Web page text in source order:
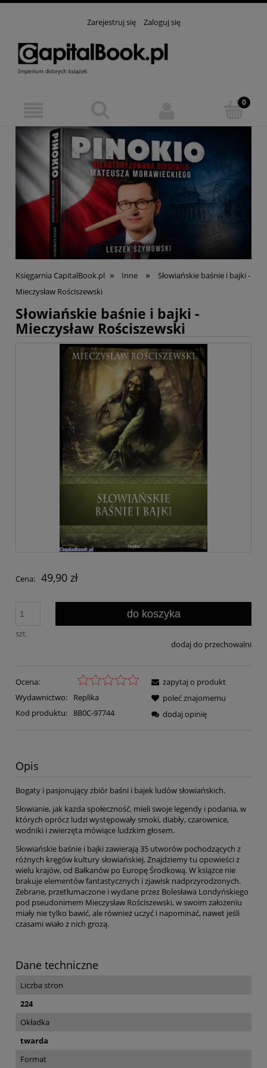
Zarejestruj się Zaloguj się
Księgarnia CapitalBook.pl » Inne »
Słowiańskie baśnie i bajki -
Mieczysław Rościszewski
Słowiańskie baśnie i bajki -
Mieczysław Rościszewski
Cena: 49,90 zł
szt.
do koszyka
dodaj do przechowalni
Ocena:
Wydawnictwo:
Replika
Kod produktu: 8B0C-97744
zapytaj o produkt
poleć znajomemu
dodaj opinię
Opis
Bogaty i pasjonujący zbiór baśni i bajek ludów słowiańskich.
Słowianie, jak każda społeczność, mieli swoje legendy i podania, w
których oprócz ludzi występowały smoki, diabły, czarownice,
wodniki i zwierzęta mówiące ludzkim głosem.
Słowiańskie baśnie i bajki zawierają 35 utworów pochodzących z
różnych kręgów kultury słowiańskiej. Znajdziemy tu opowieści z
wielu krajów, od Bałkanów po Europę Środkową. W książce nie
brakuje elementów fantastycznych i zjawisk nadprzyrodzonych.
Zebrane, przetłumaczone i wydane przez Bolesława Londyńskiego
pod pseudonimem Mieczysław Rościszewski, w swoim założeniu
miały nie tylko bawić, ale również uczyć i napominać, nawet jeśli
czasami wiało z nich grozą.
Dane techniczne
Liczba stron
224
Okładka
twarda
Format